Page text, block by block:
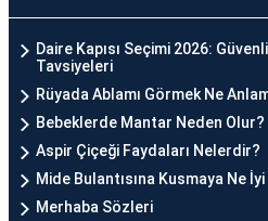
Daire Kapısı Seçimi 2026:
Tavsiyeleri
Rüyada Ablamı Görmek Ne
Bebeklerde Mantar Neden Olur?
Aspir Çiçeği Faydaları Nelerdir?
Mide Bulantısına Kusmaya Ne
Merhaba Sözleri